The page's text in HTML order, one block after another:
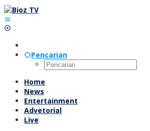
Lewati
ke
konten
Pencarian
Home
News
Entertainment
Advetorial
Live